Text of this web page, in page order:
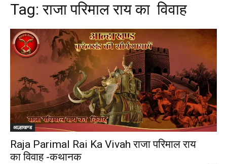
Tag:राजा परिमाल राय का विवाह
आल्हाखण्ड
Raja Parimal Rai Ka Vivah राजा परिमाल राय
का विवाह -कथानक